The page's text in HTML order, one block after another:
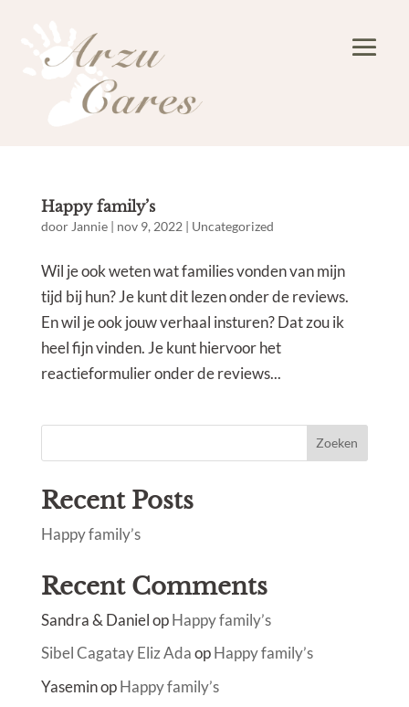
Happy family’s
door Jannie| nov 9, 2022 | Uncategorized
Wil je ook weten wat families vonden van mijn
tijd bij hun? Je kunt dit lezen onder de reviews.
En wil je ook jouw verhaal insturen? Dat zou ik
heel fijn vinden. Je kunt hiervoor het
reactieformulier onder de reviews...
Zoeken
Recent Posts
Happy family’s
Recent Comments
Sandra & DanielopHappy family’s
Sibel Cagatay Eliz AdaopHappy family’s
YaseminopHappy family’s